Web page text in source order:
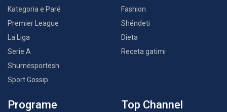
Kategoria e Parë
Premier League
La Liga
Serie A
Shumësportësh
Sport Gossip
Fashion
Shëndeti
Dieta
Receta gatimi
Programe Top Channel